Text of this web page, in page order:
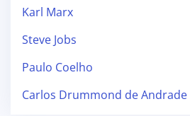
Karl Marx
Steve Jobs
Paulo Coelho
Carlos Drummond de Andrade